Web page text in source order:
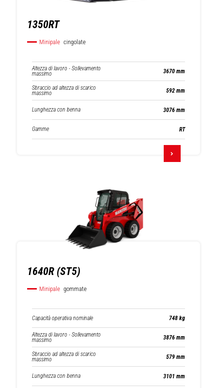
1350RT
Minipale cingolate
Altezza di lavoro - Sollevamento
massimo 3670 mm
Sbraccio ad altezza di scarico
massimo 592 mm
Lunghezza con benna 3076 mm
Gamme RT
1640R (ST5)
Minipale gommate
Capacità operativa nominale 748 kg
Altezza di lavoro - Sollevamento
massimo 3876 mm
Sbraccio ad altezza di scarico
massimo 579 mm
Lunghezza con benna 3101 mm